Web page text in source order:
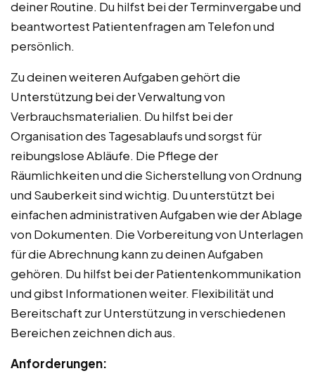
deiner Routine. Du hilfst bei der Terminvergabe und
beantwortest Patientenfragen am Telefon und
persönlich.
Zu deinen weiteren Aufgaben gehört die
Unterstützung bei der Verwaltung von
Verbrauchsmaterialien. Du hilfst bei der
Organisation des Tagesablaufs und sorgst für
reibungslose Abläufe. Die Pflege der
Räumlichkeiten und die Sicherstellung von Ordnung
und Sauberkeit sind wichtig. Du unterstützt bei
einfachen administrativen Aufgaben wie der Ablage
von Dokumenten. Die Vorbereitung von Unterlagen
für die Abrechnung kann zu deinen Aufgaben
gehören. Du hilfst bei der Patientenkommunikation
und gibst Informationen weiter. Flexibilität und
Bereitschaft zur Unterstützung in verschiedenen
Bereichen zeichnen dich aus.
Anforderungen: